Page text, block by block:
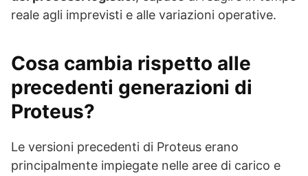
reale agli imprevisti e alle variazioni operative.
Cosa cambia rispetto alle
precedenti generazioni di
Proteus?
Le versioni precedenti di Proteus erano
principalmente impiegate nelle aree di carico e